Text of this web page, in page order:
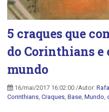
5 craques que
do Corinthians e
mundo
16/mai/2017 16:02:00 /Autor:
Corinthians, Craques, Base, Mundo,